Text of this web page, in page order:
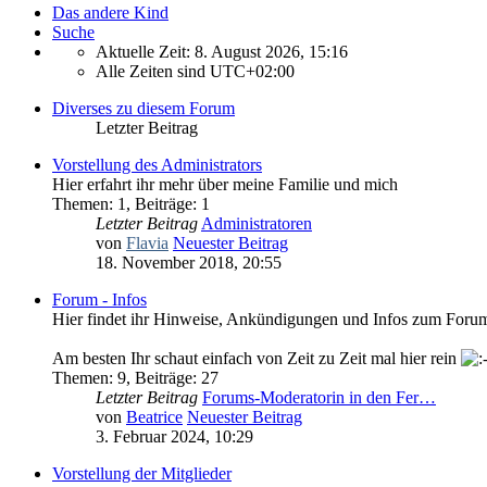
Das andere Kind
Suche
Aktuelle Zeit: 8. August 2026, 15:16
Alle Zeiten sind UTC+02:00
Diverses zu diesem Forum
Letzter Beitrag
Vorstellung des Administrators
Hier erfahrt ihr mehr über meine Familie und mich
Themen: 1 , Beiträge: 1
Letzter Beitrag Administratoren
von Flavia Neuester Beitrag
18. November 2018, 20:55
Forum - Infos
Hier findet ihr Hinweise, Ankündigungen und Infos zum
Am besten Ihr schaut einfach von Zeit zu Zeit mal hier rein
Themen: 9, Beiträge: 27
Letzter Beitrag Forums-Moderatorin in den Fer…
von Beatrice Neuester Beitrag
3. Februar 2024, 10:29
Vorstellung der Mitglieder